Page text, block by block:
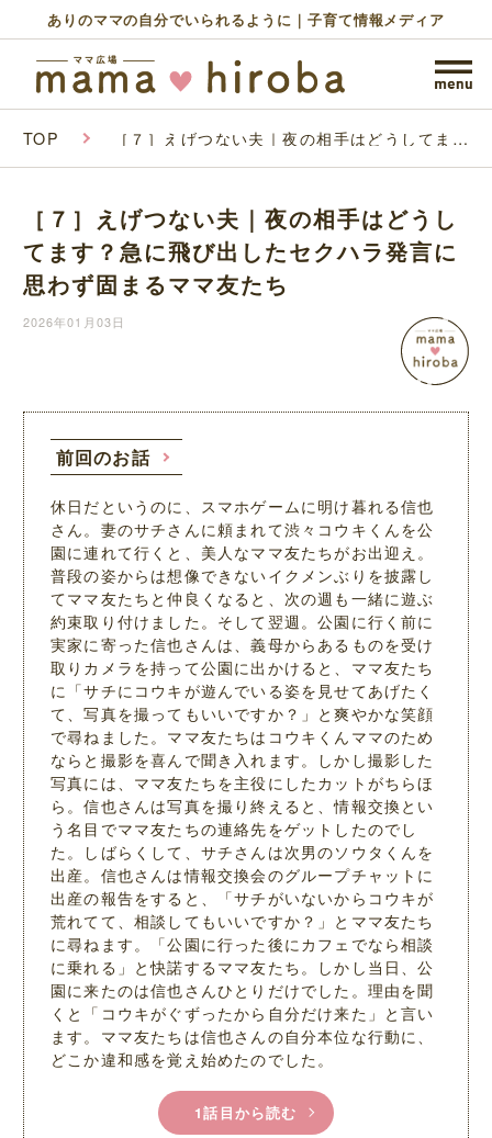
ありのママの自分でいられるように｜子育て情報メディア
TOP ［７］えげつない夫｜夜の相手はどうしてま
るママ友たち
［７］えげつない夫｜夜の相手はどうし
てます？急に飛び出したセクハラ発言に
思わず固まるママ友たち
2026年01月03日
前回のお話
休日だというのに、スマホゲームに明け暮れる信也
さん。妻のサチさんに頼まれて渋々コウキくんを公
園に連れて行くと、美人なママ友たちがお出迎え。
普段の姿からは想像できないイクメンぶりを披露し
てママ友たちと仲良くなると、次の週も一緒に遊ぶ
約束取り付けました。そして翌週。公園に行く前に
実家に寄った信也さんは、義母からあるものを受け
取りカメラを持って公園に出かけると、ママ友たち
に「サチにコウキが遊んでいる姿を見せてあげたく
て、写真を撮ってもいいですか？」と爽やかな笑顔
で尋ねました。ママ友たちはコウキくんママのため
ならと撮影を喜んで聞き入れます。しかし撮影した
写真には、ママ友たちを主役にしたカットがちらほ
ら。信也さんは写真を撮り終えると、情報交換とい
う名目でママ友たちの連絡先をゲットしたのでし
た。しばらくして、サチさんは次男のソウタくんを
出産。信也さんは情報交換会のグループチャットに
出産の報告をすると、「サチがいないからコウキが
荒れてて、相談してもいいですか？」とママ友たち
に尋ねます。「公園に行った後にカフェでなら相談
に乗れる」と快諾するママ友たち。しかし当日、公
園に来たのは信也さんひとりだけでした。理由を聞
くと「コウキがぐずったから自分だけ来た」と言い
ます。ママ友たちは信也さんの自分本位な行動に、
どこか違和感を覚え始めたのでした。
1話目から読む